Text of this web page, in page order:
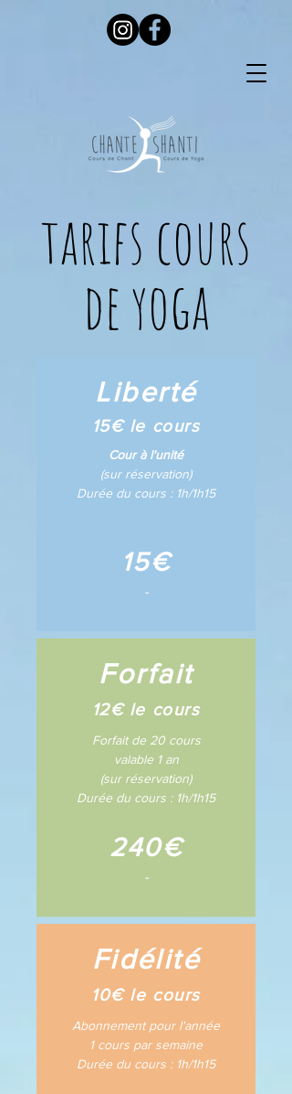
tarifs cours
de yoga
Liberté
15€ le cours
Cour à l'unité
(sur réservation)
Durée du cours : 1h/1h15
15€
-
Forfait
12€ le cours
Forfait de 20 cours
valable 1 an
(sur réservation)
Durée du cours : 1h/1h15
240€
-
Fidélité
10€ le cours
Abonnement pour l'année
1 cours par semaine
Durée du cours : 1h/1h15